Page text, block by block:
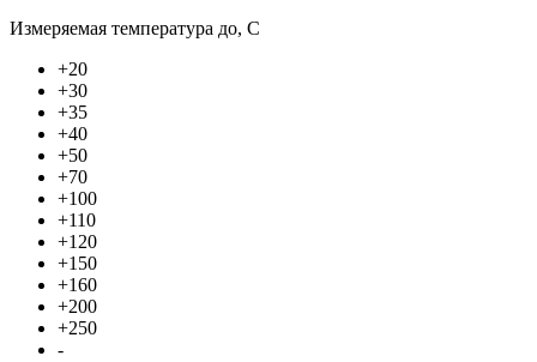
Измеряемая температура до, С
+20
+30
+35
+40
+50
+70
+100
+110
+120
+150
+160
+200
+250
-